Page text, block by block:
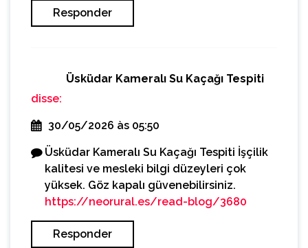
Responder
Üsküdar Kameralı Su Kaçağı Tespiti
disse:
30/05/2026 às 05:50
Üsküdar Kameralı Su Kaçağı Tespiti İşçilik
kalitesi ve mesleki bilgi düzeyleri çok
yüksek. Göz kapalı güvenebilirsiniz.
https://neorural.es/read-blog/3680
Responder